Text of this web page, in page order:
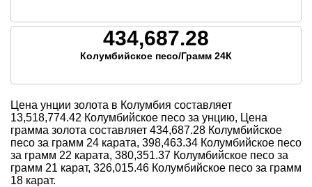
434,687.28
Колумбийское песо/Грамм 24К
Цена унции золота в Колумбия составляет
13,518,774.42 Колумбийское песо за унцию, Цена
грамма золота составляет 434,687.28 Колумбийское
песо за грамм 24 карата, 398,463.34 Колумбийское песо
за грамм 22 карата, 380,351.37 Колумбийское песо за
грамм 21 карат, 326,015.46 Колумбийское песо за грамм
18 карат.